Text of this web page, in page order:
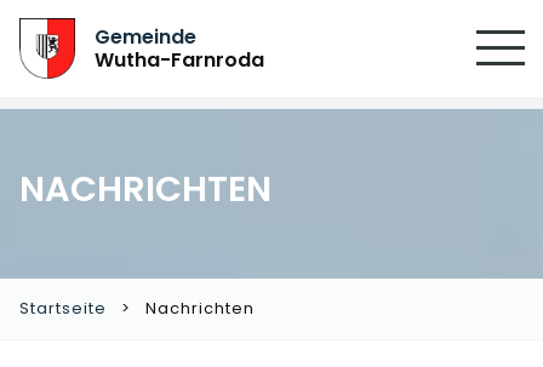
Gemeinde
Wutha-Farnroda
NACHRICHTEN
Startseite Nachrichten